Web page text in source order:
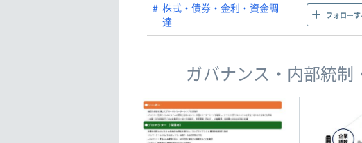
株式・債券・金利・資金調
達
フォローす
ガバナンス・内部統